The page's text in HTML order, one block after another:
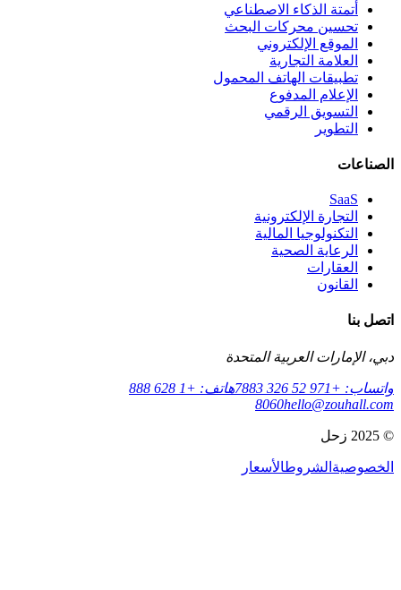
أتمتة الذكاء الاصطناعي
تحسين محركات البحث
الموقع الإلكتروني
العلامة التجارية
تطبيقات الهاتف المحمول
الإعلام المدفوع
التسويق الرقمي
التطوير
الصناعات
SaaS
التجارة الإلكترونية
التكنولوجيا المالية
الرعاية الصحية
العقارات
القانون
اتصل بنا
دبي، الإمارات العربية المتحدة
واتساب: +971 52 326 7883
هاتف: +1 628 888
8060hello@zouhall.com
© 2025 زحل
الخصوصية الشروطالأسعار